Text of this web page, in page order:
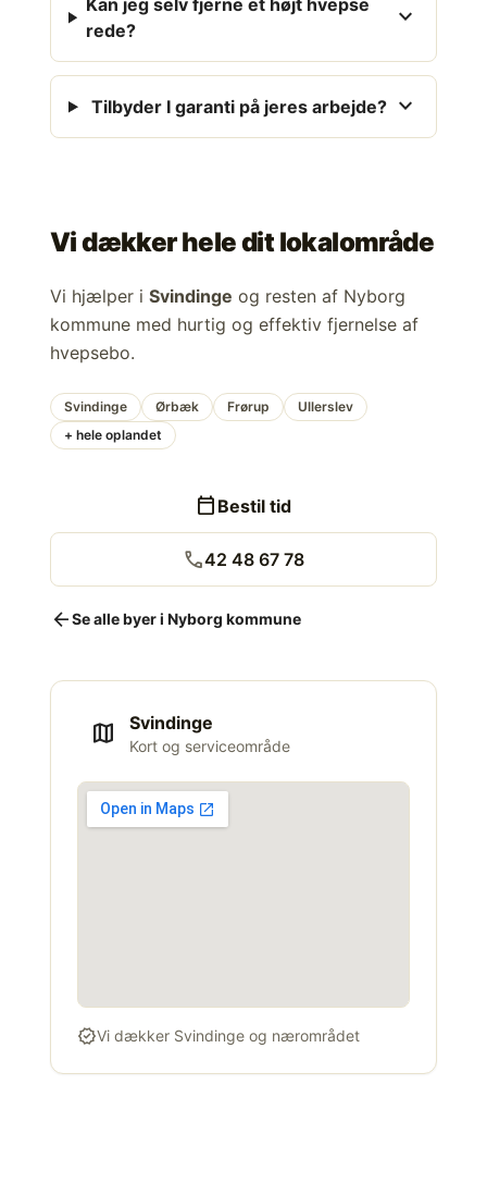
Kan jeg selv fjerne et højt hvepse
rede?
expand_more
Tilbyder I garanti på jeres arbejde? expand_more
Vi dækker hele dit lokalområde
Vi hjælper i Svindinge og resten af Nyborg
kommune med hurtig og effektiv fjernelse af
hvepsebo.
Svindinge Ørbæk Frørup
Ullerslev
+ hele oplandet
calendar_today Bestil tid
call42 48 67 78
arrow_backSe alle byer i Nyborg kommune
map Svindinge
Kort og serviceområde
verifiedVi dækker Svindinge og nærområdet